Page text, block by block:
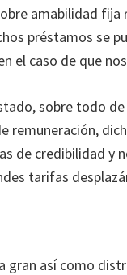
amabilidad fija
préstamos se
el caso de que
sobre todo
remuneración,
de credibilidad y
tarifas
gran así­ como